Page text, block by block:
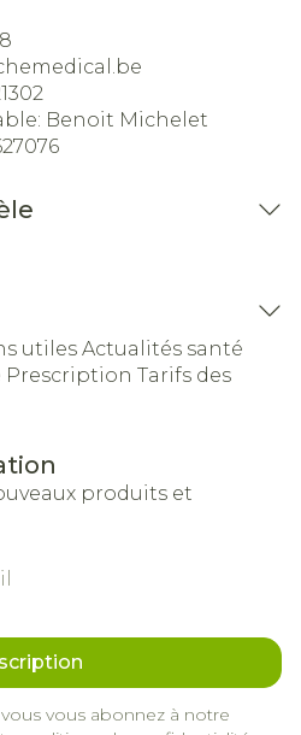
Benoit Michelet
utiles Actualités santé
Prescription Tarifs des
produits et
vous abonnez à notre